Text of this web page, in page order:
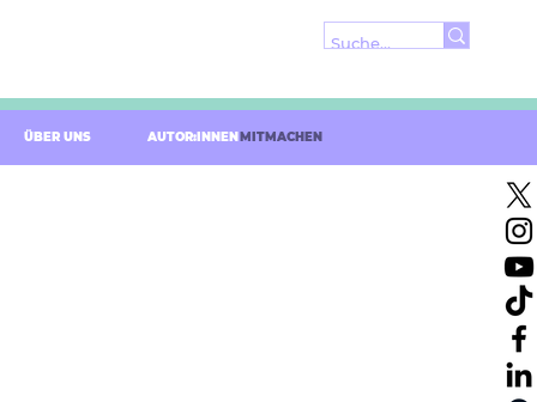
ÜBER UNS AUTOR:INNEN MITMACHEN